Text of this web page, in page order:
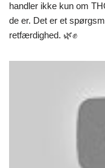
handler ikke kun om
de er. Det er et
retfærdighed. 🌿✊